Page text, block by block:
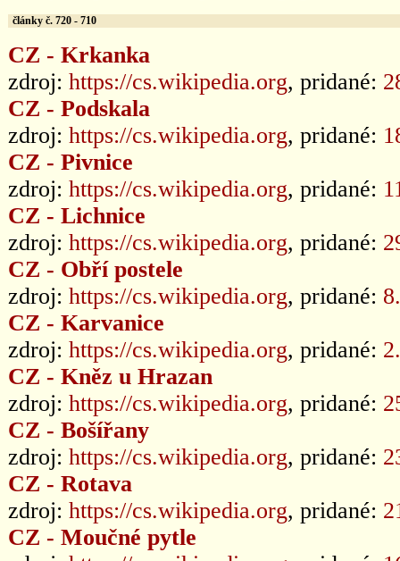
články č. 720 - 710
CZ - Krkanka
zdroj: https://cs.wikipedia.org, pridané:
CZ - Podskala
zdroj: https://cs.wikipedia.org, pridané:
CZ - Pivnice
zdroj: https://cs.wikipedia.org, pridané:
CZ - Lichnice
zdroj: https://cs.wikipedia.org, pridané:
CZ - Obří postele
zdroj: https://cs.wikipedia.org, pridané:
CZ - Karvanice
zdroj: https://cs.wikipedia.org, pridané:
CZ - Kněz u Hrazan
zdroj: https://cs.wikipedia.org, pridané:
CZ - Bošířany
zdroj: https://cs.wikipedia.org, pridané:
CZ - Rotava
zdroj: https://cs.wikipedia.org, pridané:
CZ - Moučné pytle